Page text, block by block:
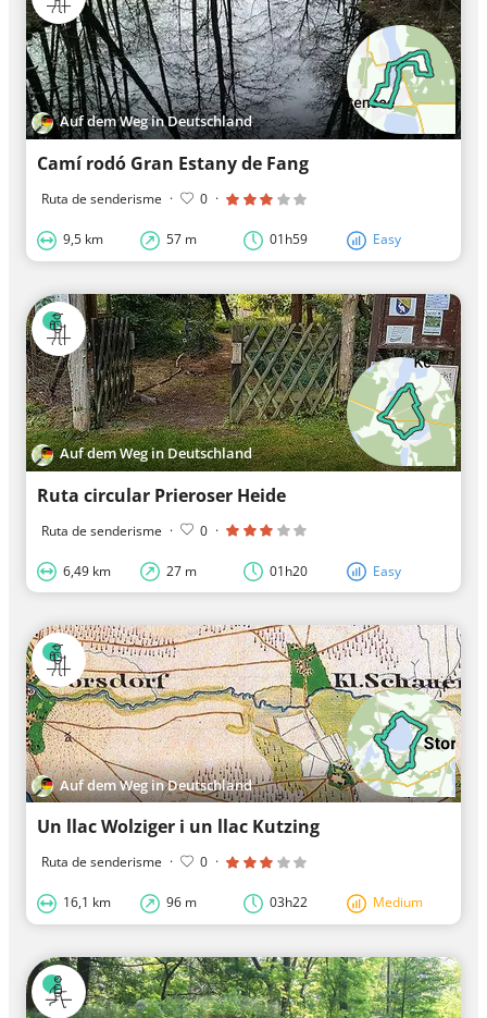
Auf dem Weg in Deutschland
Camí rodó Gran Estany de Fang
Ruta de senderisme · 0 ·
9,5 km 57 m 01h59 Easy
Auf dem Weg in Deutschland
Ruta circular Prieroser Heide
Ruta de senderisme · 0 ·
6,49 km 27 m 01h20 Easy
Auf dem Weg in Deutschland
Un llac Wolziger i un llac Kutzing
Ruta de senderisme · 0 ·
16,1 km 96 m 03h22 Medium